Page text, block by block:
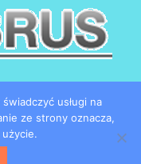
usługi na
ze strony oznacza,